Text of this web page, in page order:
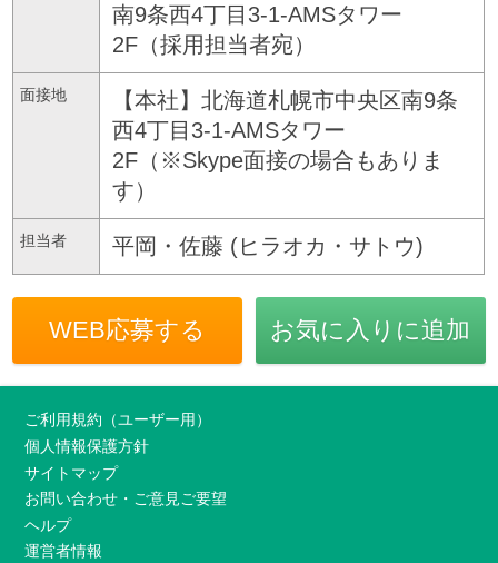
南9条西4丁目3-1-AMSタワー
2F（採用担当者宛）
面接地
【本社】北海道札幌市中央区南9条
西4丁目3-1-AMSタワー
2F（※Skype面接の場合もありま
す）
担当者 平岡・佐藤 (ヒラオカ・サトウ)
WEB応募する お気に入りに追加
ご利用規約（ユーザー用）
個人情報保護方針
サイトマップ
お問い合わせ・ご意見ご要望
ヘルプ
運営者情報